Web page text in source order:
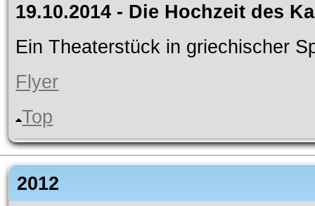
19.10.2014 - Die Hochzeit des
Ein Theaterstück in griechischer
Flyer
Top
2012